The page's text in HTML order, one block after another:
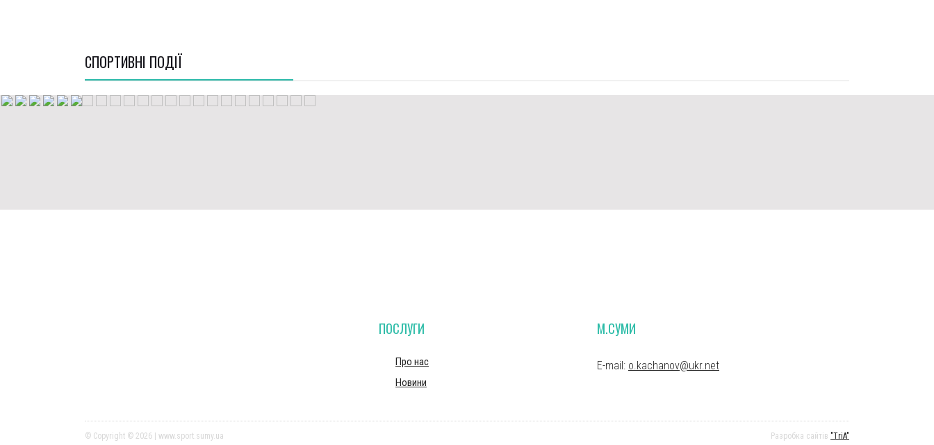
СПОРТИВНI ПОДІЇ
ПОСЛУГИ
Про нас
Новини
М.СУМИ
E-mail: o.kachanov@ukr.net
© Copyright © 2026 | www.sport.sumy.ua Разробка сайтiв "TriA"